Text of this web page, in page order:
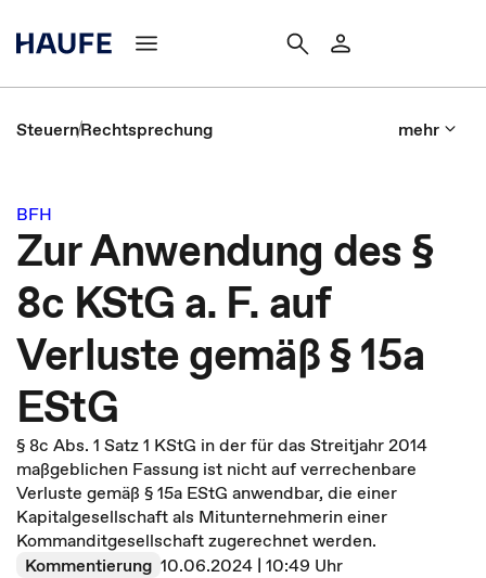
SteuernRechtsprechung mehr
BFH
Zur Anwendung des §
8c KStG a. F. auf
Verluste gemäß § 15a
EStG
§ 8c Abs. 1 Satz 1 KStG in der für das Streitjahr 2014
maßgeblichen Fassung ist nicht auf verrechenbare
Verluste gemäß § 15a EStG anwendbar, die einer
Kapitalgesellschaft als Mitunternehmerin einer
Kommanditgesellschaft zugerechnet werden.
Kommentierung 10.06.2024 | 10:49 Uhr